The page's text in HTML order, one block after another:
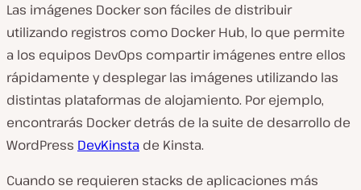
Las imágenes Docker son fáciles de distribuir
utilizando registros como Docker Hub, lo que permite
a los equipos DevOps compartir imágenes entre ellos
rápidamente y desplegar las imágenes utilizando las
distintas plataformas de alojamiento. Por ejemplo,
encontrarás Docker detrás de la suite de desarrollo de
WordPress DevKinsta de Kinsta.
Cuando se requieren stacks de aplicaciones más